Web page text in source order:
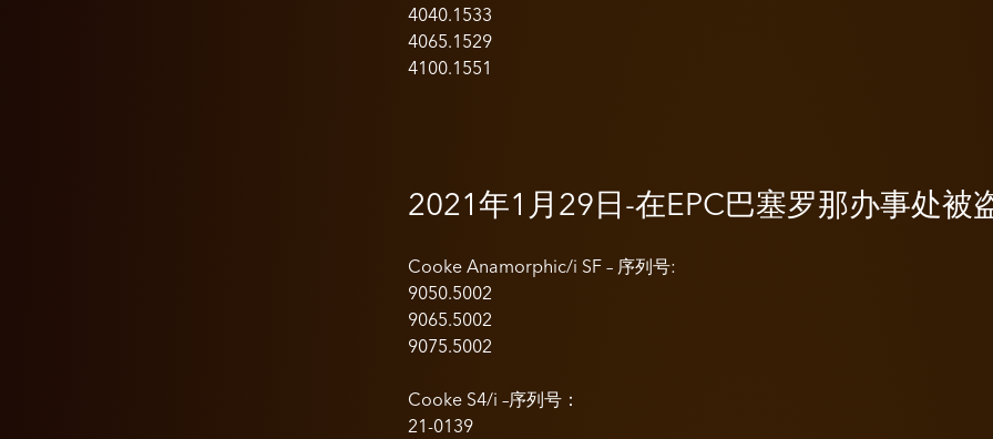
4040.1533
4065.1529
4100.1551
2021年1月29日-在EPC巴塞罗那办事处被
Cooke Anamorphic/i SF – 序列号:
9050.5002
9065.5002
9075.5002
Cooke S4/i –序列号：
21-0139